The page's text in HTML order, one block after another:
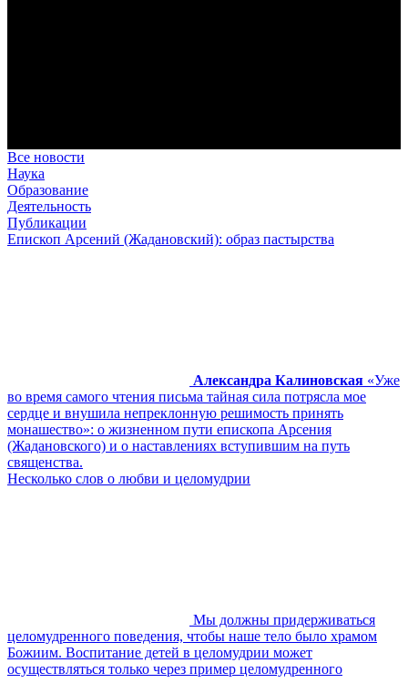
Все новости
Наука
Образование
Деятельность
Публикации
Епископ Арсений (Жадановский): образ пастырства
Александра Калиновская «Уже
во время самого чтения письма тайная сила потрясла мое
сердце и внушила непреклонную решимость принять
монашество»: о жизненном пути епископа Арсения
(Жадановского) и о наставлениях вступившим на путь
священства.
Несколько слов о любви и целомудрии
Мы должны придерживаться
целомудренного поведения, чтобы наше тело было храмом
Божиим. Воспитание детей в целомудрии может
осуществляться только через пример целомудренного